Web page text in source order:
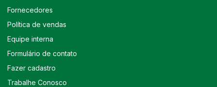
Fornecedores
Política de vendas
Equipe interna
Formulário de contato
Fazer cadastro
Trabalhe Conosco